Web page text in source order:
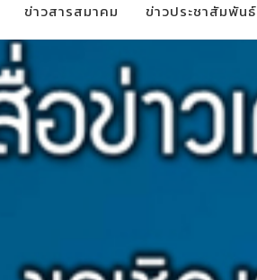
ข่าวสารสมาคม ข่าวประชาสัมพันธ์